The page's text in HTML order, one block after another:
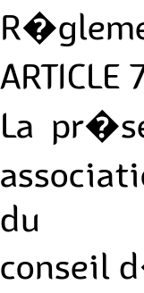
ARTICLE
La
du
conseil